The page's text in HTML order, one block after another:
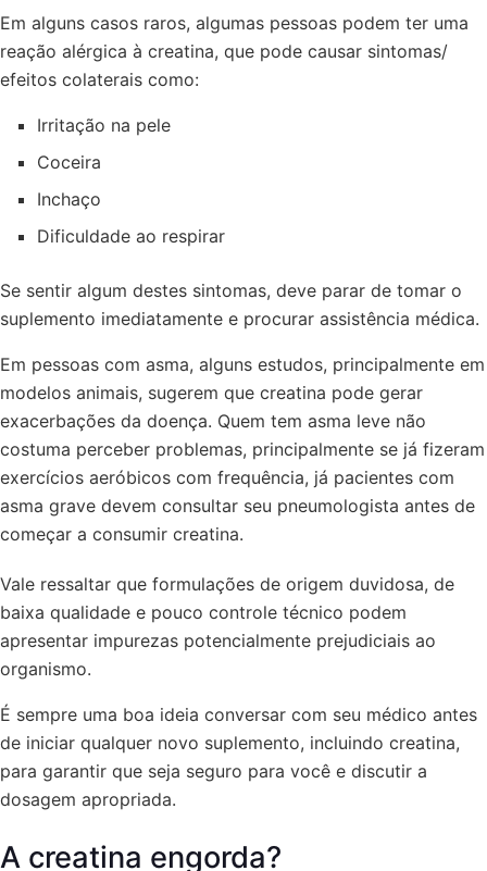
Em alguns casos raros, algumas pessoas podem ter uma
reação alérgica à creatina, que pode causar sintomas/
efeitos colaterais como:
Irritação na pele
Coceira
Inchaço
Dificuldade ao respirar
Se sentir algum destes sintomas, deve parar de tomar o
suplemento imediatamente e procurar assistência médica.
Em pessoas com asma, alguns estudos, principalmente em
modelos animais, sugerem que creatina pode gerar
exacerbações da doença. Quem tem asma leve não
costuma perceber problemas, principalmente se já fizeram
exercícios aeróbicos com frequência, já pacientes com
asma grave devem consultar seu pneumologista antes de
começar a consumir creatina.
Vale ressaltar que formulações de origem duvidosa, de
baixa qualidade e pouco controle técnico podem
apresentar impurezas potencialmente prejudiciais ao
organismo.
É sempre uma boa ideia conversar com seu médico antes
de iniciar qualquer novo suplemento, incluindo creatina,
para garantir que seja seguro para você e discutir a
dosagem apropriada.
A creatina engorda?